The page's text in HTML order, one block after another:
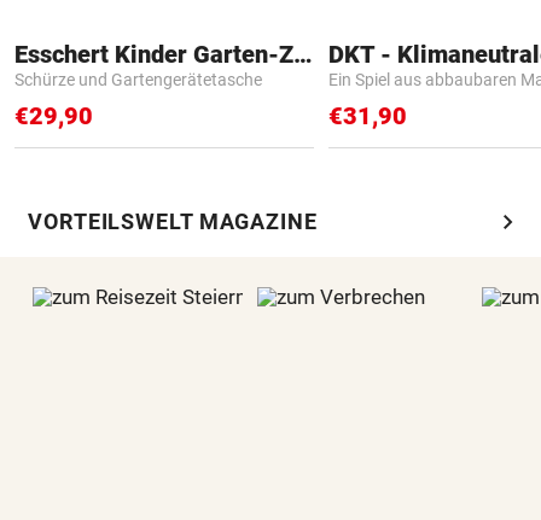
Esschert Kinder Garten-Zubehör
Schürze und Gartengerätetasche
€29,90
Ein Spiel aus abbaubaren
€31,90
VORTEILSWELT MAGAZINE chevron_right